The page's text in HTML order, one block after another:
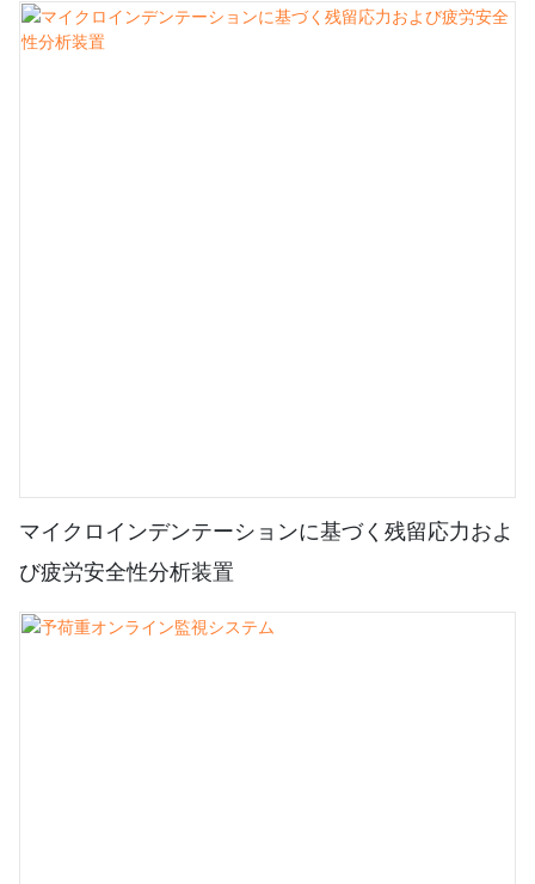
マイクロインデンテーションに基づく残留応力およ
び疲労安全性分析装置